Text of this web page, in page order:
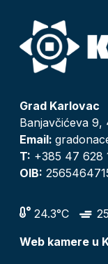
Grad Karlovac
Banjavčićeva
Email:
T: +385 47 628
OIB:
24.3°C
Web kamere u